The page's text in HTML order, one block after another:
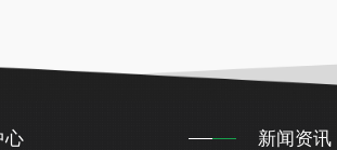
心 新闻资讯